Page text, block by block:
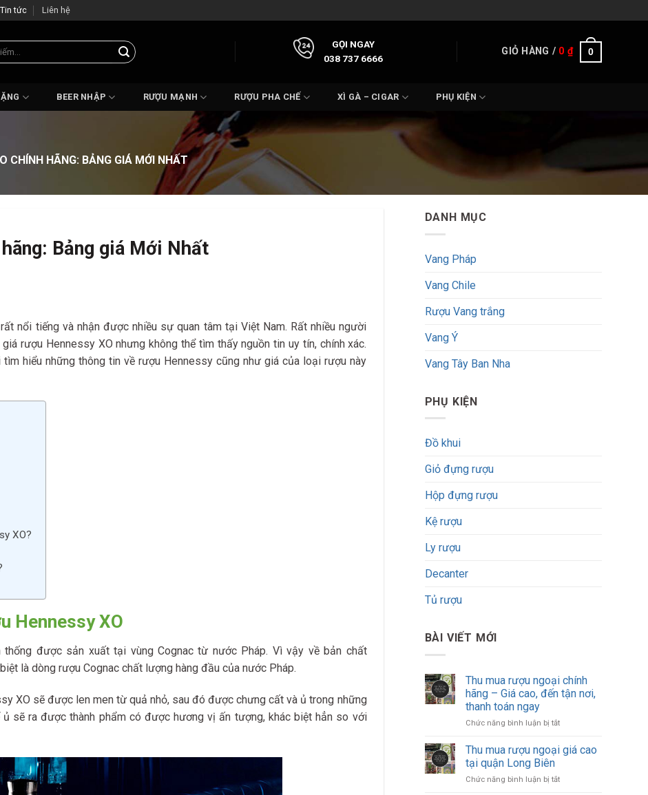
Tin tức Liên hệ
GỌI NGAY
038 737 6666
GIỎ HÀNG / 0₫ 0
BEER NHẬP RƯỢU MẠNH RƯỢU PHA CHẾ XÌ GÀ – CIGAR PHỤ KIỆN
CHÍNH HÃNG: BẢNG GIÁ MỚI NHẤT
Bảng giá Mới Nhất
nổi tiếng và nhận được nhiều sự quan tâm tại Việt Nam. Rất nhiều người
rượu Hennessy XO nhưng không thể tìm thấy nguồn tin uy tín, chính xác.
hiểu những thông tin về rượu Hennessy cũng như giá của loại rượu này
XO?
Hennessy XO
thống được sản xuất tại vùng Cognac từ nước Pháp. Vì vậy về bản chất
là dòng rượu Cognac chất lượng hàng đầu của nước Pháp.
XO sẽ được len men từ quả nhỏ, sau đó được chưng cất và ủ trong những
sẽ ra được thành phẩm có được hương vị ấn tượng, khác biệt hẳn so với
DANH MỤC
Vang Pháp
Vang Chile
Rượu Vang trắng
Vang Ý
Vang Tây Ban Nha
PHỤ KIỆN
Đồ khui
Giỏ đựng rượu
Hộp đựng rượu
Kệ rượu
Ly rượu
Decanter
Tủ rượu
BÀI VIẾT MỚI
Thu mua rượu ngoại chính
hãng – Giá cao, đến tận nơi,
thanh toán ngay
Chức năng bình luận bị tắtở
mua
rượu
chính
Thu mua rượu ngoại giá cao
tại quận Long Biên
Chức năng bình luận bị tắtở